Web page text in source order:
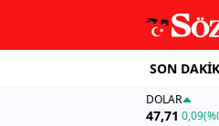
SON
DOLAR
47,71 0,09